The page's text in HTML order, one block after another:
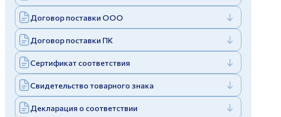
Договор поставки ООО
Договор поставки ПК
Сертификат соответствия
Свидетельство товарного знака
Декларация о соответствии